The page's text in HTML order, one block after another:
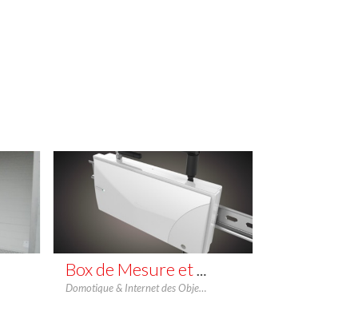
Box de Mesure et Contrôle de Consommation Électrique – Autoconsommation
Domotique & Internet des Objets - IoT